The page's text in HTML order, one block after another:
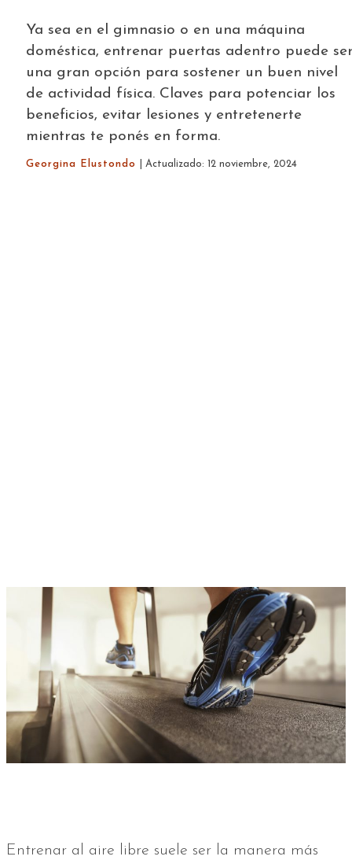
Ya sea en el gimnasio o en una máquina
doméstica, entrenar puertas adentro puede
una gran opción para sostener un buen nivel
de actividad física. Claves para potenciar los
beneficios, evitar lesiones y entretenerte
mientras te ponés en forma.
Georgina Elustondo | Actualizado: 12 noviembre, 2024
Entrenar al aire libre suele ser la manera más